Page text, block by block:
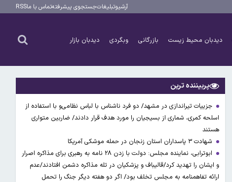
آرشیوتبلیغاتجستجوی پیشرفتهتماس با ماRSS
دیدبان محیط زیست بازرگانی وبگردی دیدبان بازار
پربیننده ترین
جزییات تیراندازی در مشهد/ دو فرد ناشناس با لباس نظامی‌و با استفاده از
اسلحه کمری، شماری از بسیجیان را مورد هدف قرار دادند/ ضاربین متواری
هستند
شهادت ۳ ‌پاسداران استان زنجان در حمله موشکی آمریکا
ابوترابی، نماینده مجلس: دولت با زدن ۲۸ نامه به رهبری برای مذاکره اصرار
و ایشان را تهدید کرد/قالیباف و پزشکیان در تله مذاکره دشمن افتادند/عدم
ارائه تفاهمنامه به مجلس تخلف بود/ اگر دو هفته دیگر جنگ را تحمل